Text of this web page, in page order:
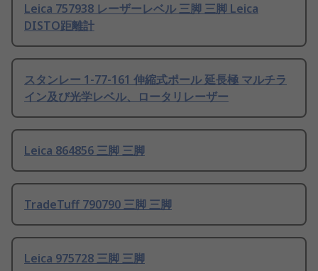
Leica 757938 レーザーレベル 三脚 三脚 Leica
DISTO距離計
スタンレー 1-77-161 伸縮式ポール 延長極 マルチラ
イン及び光学レベル、ロータリレーザー
Leica 864856 三脚 三脚
TradeTuff 790790 三脚 三脚
Leica 975728 三脚 三脚